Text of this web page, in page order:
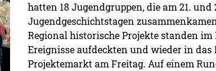
hatten 18 Jugendgruppen, die am 21.
Jugendgeschichtstagen
Regional historische Projekte standen
Ereignisse aufdeckten und wieder in
Projektemarkt am Freitag. Auf einem